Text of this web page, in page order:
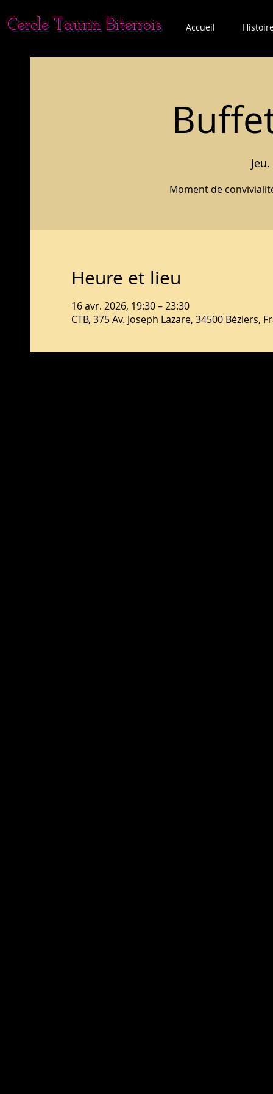
Cercle Taurin Biterrois Accueil
jeu.
Moment de
Heure et lieu
16 avr. 2026, 19:30 – 23:30
CTB, 375 Av. Joseph Lazare, 34500 Béziers,